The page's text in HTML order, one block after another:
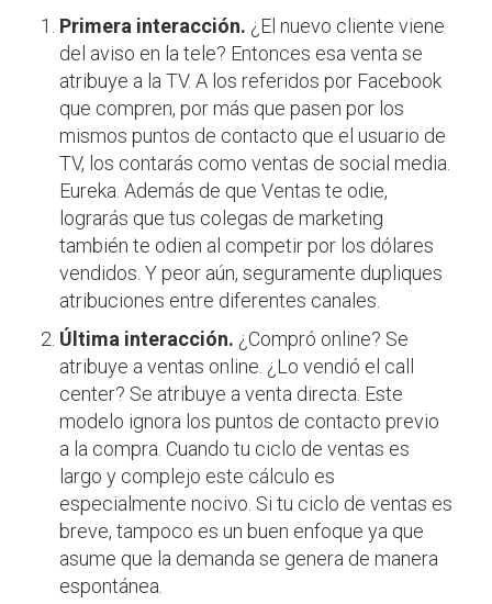
Primera interacción. ¿El nuevo cliente viene
del aviso en la tele? Entonces esa venta se
atribuye a la TV. A los referidos por Facebook
que compren, por más que pasen por los
mismos puntos de contacto que el usuario de
TV, los contarás como ventas de social media.
Eureka. Además de que Ventas te odie,
lograrás que tus colegas de marketing
también te odien al competir por los dólares
vendidos. Y peor aún, seguramente dupliques
atribuciones entre diferentes canales.
Última interacción. ¿Compró online? Se
atribuye a ventas online. ¿Lo vendió el call
center? Se atribuye a venta directa. Este
modelo ignora los puntos de contacto previo
a la compra. Cuando tu ciclo de ventas es
largo y complejo este cálculo es
especialmente nocivo. Si tu ciclo de ventas es
breve, tampoco es un buen enfoque ya que
asume que la demanda se genera de manera
espontánea.